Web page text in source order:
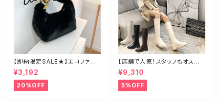
【即納限定SALE★】エコファー
ビッグチェーンバッグ
¥3,192
20%OFF
【店舗で人気！スタッフもオスス
メ】ゴールド金具ロングブーツ
¥9,310
5%OFF